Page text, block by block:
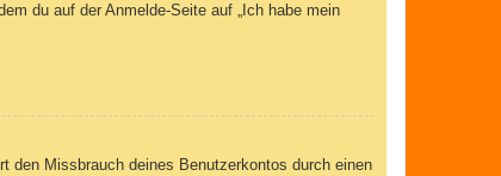
du auf der Anmelde-Seite auf „Ich habe mein
den Missbrauch deines Benutzerkontos durch einen